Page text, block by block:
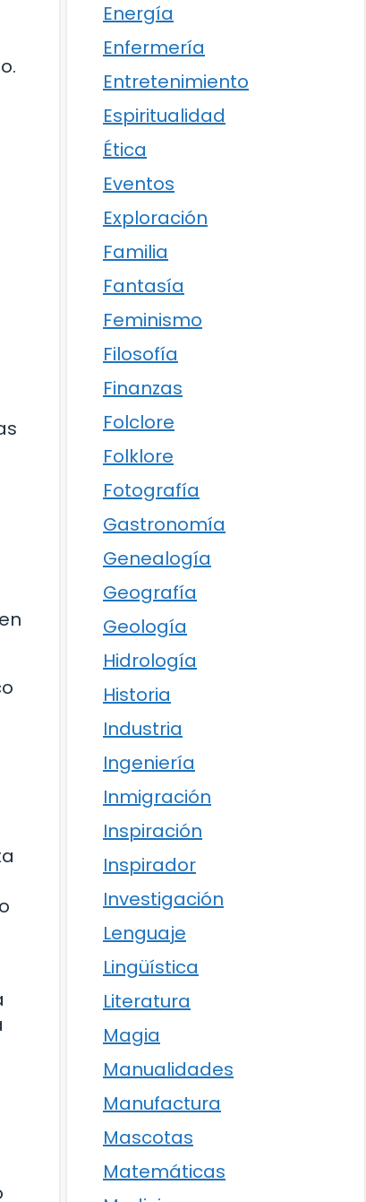
Energía
Enfermería
Entretenimiento
Espiritualidad
Ética
Eventos
Exploración
Familia
Fantasía
Feminismo
Filosofía
Finanzas
Folclore
Folklore
Fotografía
Gastronomía
Genealogía
Geografía
Geología
Hidrología
Historia
Industria
Ingeniería
Inmigración
Inspiración
Inspirador
Investigación
Lenguaje
Lingüística
Literatura
Magia
Manualidades
Manufactura
Mascotas
Matemáticas